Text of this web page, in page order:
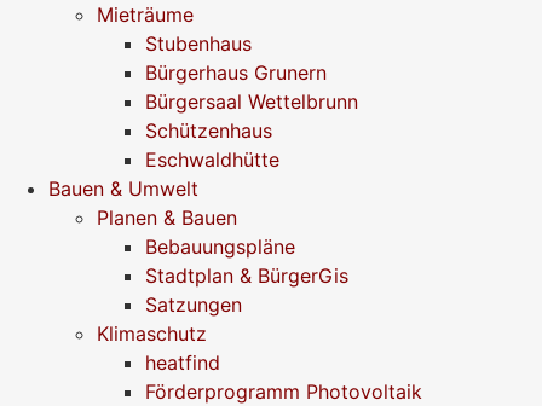
Mieträume
Stubenhaus
Bürgerhaus Grunern
Bürgersaal Wettelbrunn
Schützenhaus
Eschwaldhütte
Bauen & Umwelt
Planen & Bauen
Bebauungspläne
Stadtplan & BürgerGis
Satzungen
Klimaschutz
heatfind
Förderprogramm Photovoltaik